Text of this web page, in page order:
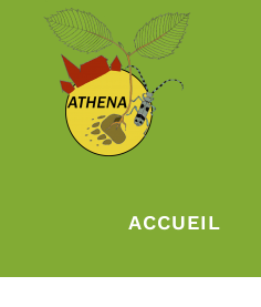
Passer
contenu
ACCUEIL